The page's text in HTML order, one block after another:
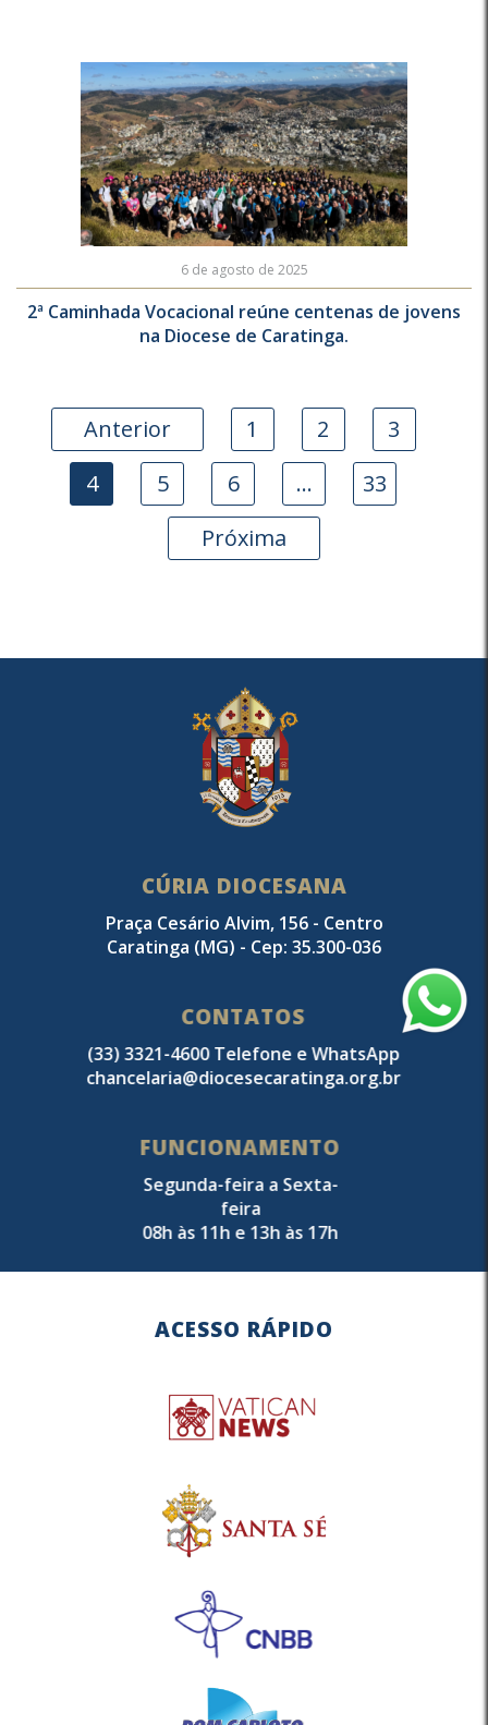
6 de agosto de 2025
2ª Caminhada Vocacional reúne centenas de jovens
na Diocese de Caratinga.
Anterior 1 2
3
4
5 6 …
33
Próxima
CÚRIA DIOCESANA
Praça Cesário Alvim, 156 - Centro
Caratinga (MG) - Cep: 35.300-036
CONTATOS
(33) 3321-4600 Telefone e WhatsApp
chancelaria@diocesecaratinga.org.br
FUNCIONAMENTO
Segunda-feira a Sexta-
feira
08h às 11h e 13h às 17h
ACESSO RÁPIDO